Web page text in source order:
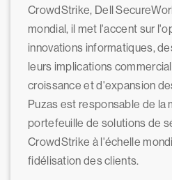
CrowdStrike, Dell
mondial, il met l'accent sur
innovations informatiques,
leurs implications
croissance et d'expansion
Puzas est responsable de la
portefeuille de solutions de
CrowdStrike à l'échelle
fidélisation des clients.